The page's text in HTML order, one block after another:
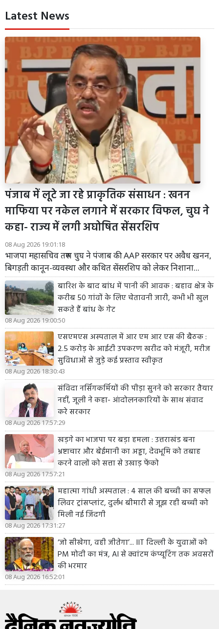
Latest News
पंजाब में लूटे जा रहे प्राकृतिक संसाधन : खनन
माफिया पर नकेल लगाने में सरकार विफल, चुघ ने
कहा- राज्य में लगी अघोषित सेंसरशिप
08 Aug 2026 19:01:18
भाजपा महासचिव तरुण चुघ ने पंजाब की AAP सरकार पर अवैध खनन,
बिगड़ती कानून-व्यवस्था और कथित सेंसरशिप को लेकर निशाना...
बारिश के बाद बांध में पानी की आवक : बहाव क्षेत्र के
करीब 50 गांवों के लिए चेतावनी जारी, कभी भी खुल
सकते हैं बांध के गेट
08 Aug 2026 19:00:50
एसएमएस अस्पताल में आर एम आर एस की बैठक :
2.5 करोड़ के आईटी उपकरण खरीद को मंजूरी, मरीज
सुविधाओं से जुड़े कई प्रस्ताव स्वीकृत
08 Aug 2026 18:30:43
संविदा नर्सिंगकर्मियों की पीड़ा सुनने को सरकार तैयार
नहीं, जूली ने कहा- आंदोलनकारियों के साथ संवाद
करे सरकार
08 Aug 2026 17:57:29
खड़गे का भाजपा पर बड़ा हमला : उत्तराखंड बना
भ्रष्टाचार और बेईमानी का अड्डा, देवभूमि को तबाह
करने वालों को सत्ता से उखाड़ फेंको
08 Aug 2026 17:57:21
महात्मा गांधी अस्पताल : 4 साल की बच्ची का सफल
लिवर ट्रांसप्लांट, दुर्लभ बीमारी से जूझ रही बच्ची को
मिली नई जिंदगी
08 Aug 2026 17:31:27
‘जो सीखेगा, वही जीतेगा’... IIT दिल्ली के युवाओं को
PM मोदी का मंत्र, AI से क्वांटम कंप्यूटिंग तक अवसरों
की भरमार
08 Aug 2026 16:52:01